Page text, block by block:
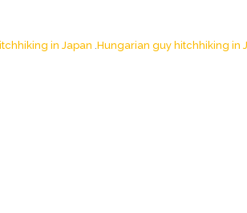
in Japan Hungarian guy hitchhiking in